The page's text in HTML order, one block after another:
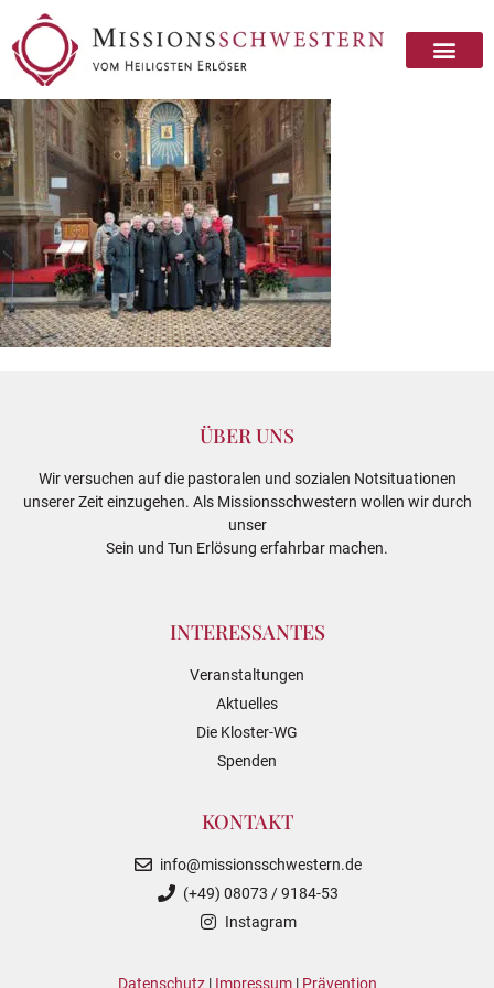
ÜBER UNS
Wir versuchen auf die pastoralen und sozialen Notsituationen
unserer Zeit einzugehen. Als Missionsschwestern wollen wir durch
unser
Sein und Tun Erlösung erfahrbar machen.
INTERESSANTES
Veranstaltungen
Aktuelles
Die Kloster-WG
Spenden
KONTAKT
info@missionsschwestern.de
(+49) 08073 / 9184-53
Instagram
Datenschutz| Impressum| Prävention